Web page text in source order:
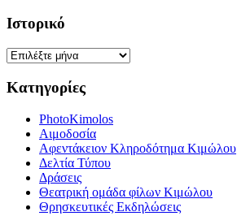
Ιστορικό
Ιστορικό
Κατηγορίες
PhotoKimolos
Αιμοδοσία
Αφεντάκειον Κληροδότημα Κιμώλου
Δελτία Τύπου
Δράσεις
Θεατρική ομάδα φίλων Κιμώλου
Θρησκευτικές Εκδηλώσεις